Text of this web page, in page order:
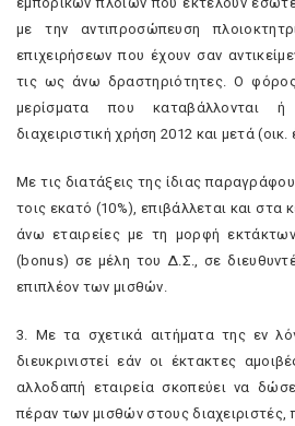
με την αντιπροσώπευση
επιχειρήσεων που έχουν σαν
τις ως άνω δραστηριότητες. Ο
μερίσματα που καταβάλλονται
διαχειριστική χρήση 2012 και μετά
Με τις διατάξεις της ίδιας
τοις εκατό (10%), επιβάλλεται και στα
άνω εταιρείες με τη μορφή
(bonus) σε μέλη του Δ.Σ., σε
επιπλέον των μισθών.
3. Με τα σχετικά αιτήματα της εν
διευκρινιστεί εάν οι έκτακτες
αλλοδαπή εταιρεία σκοπεύει να
πέραν των μισθών στους διαχειριστές,